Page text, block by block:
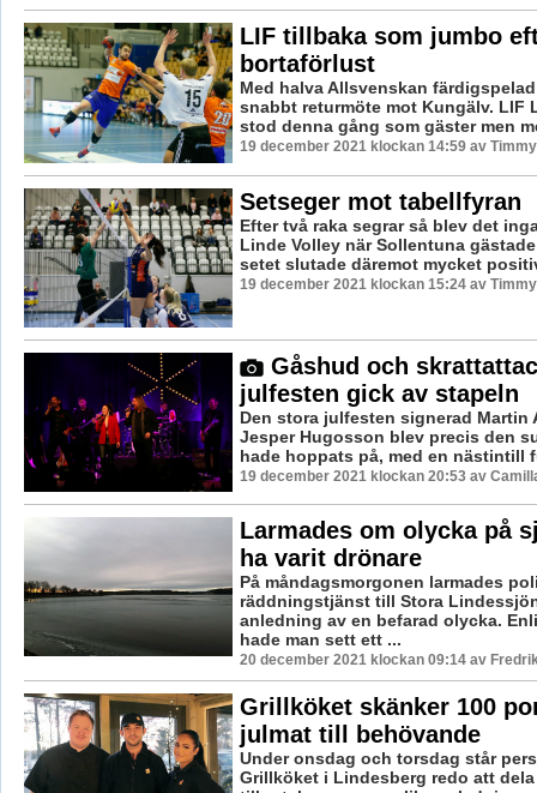
LIF tillbaka som jumbo
bortaförlust
Med halva Allsvenskan
snabbt returmöte mot Kungälv. LIF
stod denna gång som gäster men
19 december 2021 klockan 14:59 av
Setseger mot tabellfyran
Efter två raka segrar så blev det
Linde Volley när Sollentuna
setet slutade däremot mycket
19 december 2021 klockan 15:24 av
Gåshud och
julfesten gick av stapeln
Den stora julfesten signerad Martin
Jesper Hugosson blev precis den
hade hoppats på, med en nästintill
19 december 2021 klockan 20:53 av
Larmades om olycka på
ha varit drönare
På måndagsmorgonen larmades
räddningstjänst till Stora
anledning av en befarad olycka.
hade man sett ett ...
20 december 2021 klockan 09:14 av
Grillköket skänker 100
julmat till behövande
Under onsdag och torsdag står
Grillköket i Lindesberg redo att